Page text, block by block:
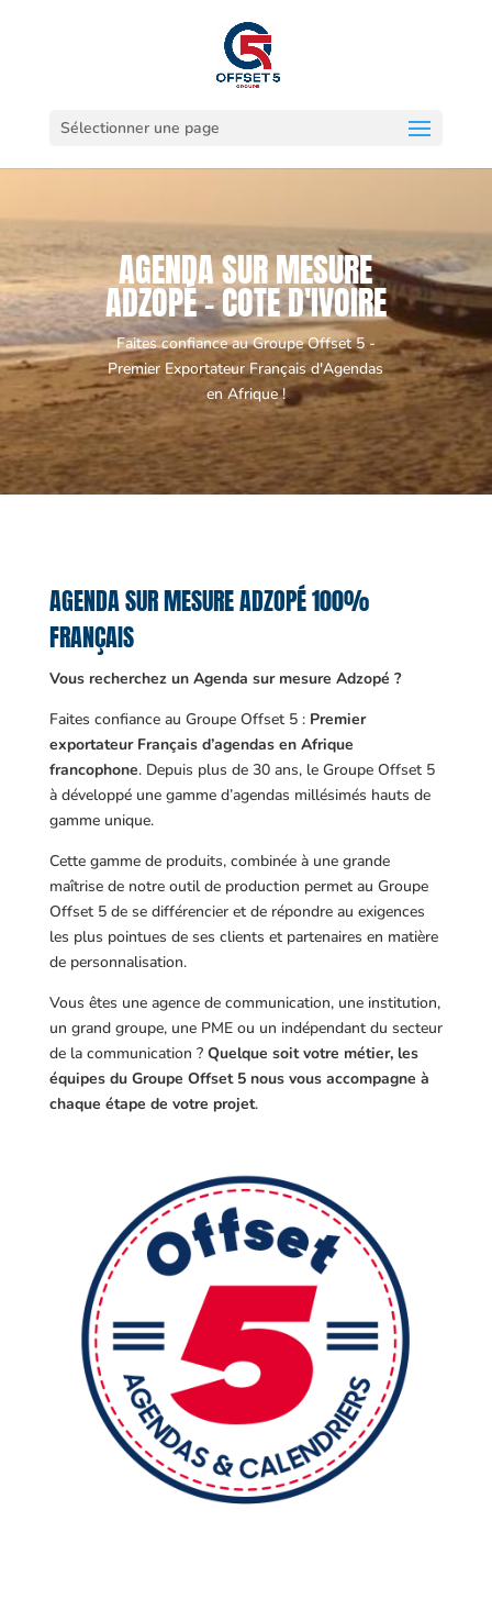
Sélectionner une page
AGENDA SUR MESURE
ADZOPÉ - COTE D'IVOIRE
Faites confiance au Groupe Offset 5 -
Premier Exportateur Français d'Agendas
en Afrique !
AGENDA SUR MESURE ADZOPÉ 100%
FRANÇAIS
Vous recherchez un Agenda sur mesure Adzopé ?
Faites confiance au Groupe Offset 5 : Premier
exportateur Français d’agendas en Afrique
francophone. Depuis plus de 30 ans, le Groupe Offset 5
à développé une gamme d’agendas millésimés hauts de
gamme unique.
Cette gamme de produits, combinée à une grande
maîtrise de notre outil de production permet au Groupe
Offset 5 de se différencier et de répondre au exigences
les plus pointues de ses clients et partenaires en matière
de personnalisation.
Vous êtes une agence de communication, une institution,
un grand groupe, une PME ou un indépendant du secteur
de la communication ? Quelque soit votre métier, les
équipes du Groupe Offset 5 nous vous accompagne à
chaque étape de votre projet.